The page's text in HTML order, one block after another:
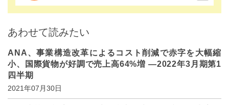
あわせて読みたい
ANA、事業構造改革によるコスト削減で赤字を大幅縮
小、国際貨物が好調で売上高64%増 ―2022年3月期第1
四半期
2021年07月30日